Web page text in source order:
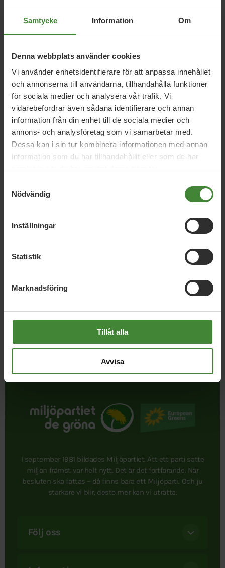
Samtycke Information Om
Denna webbplats använder cookies
Vi använder enhetsidentifierare för att anpassa innehållet
och annonserna till användarna, tillhandahålla funktioner
för sociala medier och analysera vår trafik. Vi
vidarebefordrar även sådana identifierare och annan
information från din enhet till de sociala medier och
annons- och analysföretag som vi samarbetar med.
Dessa kan i sin tur kombinera informationen med annan
information som du har tillhandahållit eller som de har
Nödvändig
Inställningar
Statistik
Marknadsföring
Tillåt alla
Avvisa
Uppdrag medKarin
Hermans
Härnösandshus AB
Karin Hermans Lena Drejare
att
sprida vårt budskap
Publicerad 2026-03-26
Uppdaterad 2026-08-07
I september 1981 bildades Miljöpartiet. Att ett parti satte
miljön främst var helt nytt. Det är det fortfarande. När
besluten ska fattas – då finns bara ett Miljöparti. Och ju
starkare vi blir, desto mer kan vi uträtta.
Följ oss